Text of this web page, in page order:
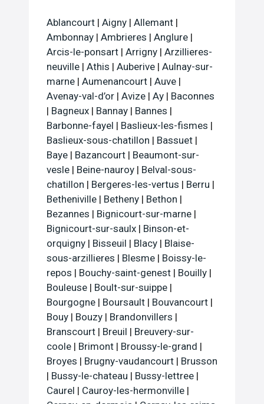
Ablancourt | Aigny | Allemant |
Ambonnay | Ambrieres | Anglure |
Arcis-le-ponsart | Arrigny | Arzillieres-
neuville | Athis | Auberive | Aulnay-sur-
marne | Aumenancourt | Auve |
Avenay-val-d’or | Avize | Ay | Baconnes
| Bagneux | Bannay | Bannes |
Barbonne-fayel | Baslieux-les-fismes |
Baslieux-sous-chatillon | Bassuet |
Baye | Bazancourt | Beaumont-sur-
vesle | Beine-nauroy | Belval-sous-
chatillon | Bergeres-les-vertus | Berru |
Betheniville | Betheny | Bethon |
Bezannes | Bignicourt-sur-marne |
Bignicourt-sur-saulx | Binson-et-
orquigny | Bisseuil | Blacy | Blaise-
sous-arzillieres | Blesme | Boissy-le-
repos | Bouchy-saint-genest | Bouilly |
Bouleuse | Boult-sur-suippe |
Bourgogne | Boursault | Bouvancourt |
Bouy | Bouzy | Brandonvillers |
Branscourt | Breuil | Breuvery-sur-
coole | Brimont | Broussy-le-grand |
Broyes | Brugny-vaudancourt | Brusson
| Bussy-le-chateau | Bussy-lettree |
Caurel | Cauroy-les-hermonville |